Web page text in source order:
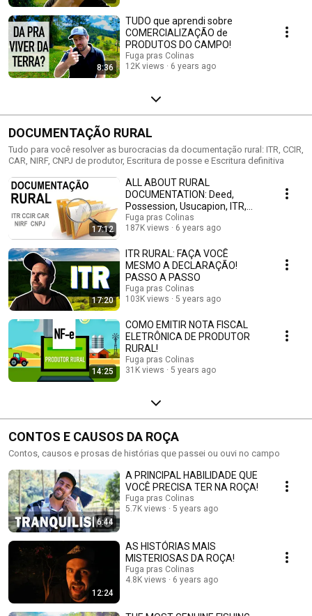
8:36
TUDO que aprendi sobre
COMERCIALIZAÇÃO de
PRODUTOS DO CAMPO!
Fuga pras Colinas
12K views
6 years ago
DOCUMENTAÇÃO RURAL
Tudo para você resolver as burocracias da documentação rural: ITR, CCIR,
CAR, NIRF, CNPJ de produtor, Escritura de posse e Escritura definitiva
17:12
ALL ABOUT RURAL
DOCUMENTATION: Deed,
Possession, Usucapion, ITR,
CCIR, NIRF, CAR, CNPJ, DAP!
Fuga pras Colinas
187K views
6 years ago
17:20
ITR RURAL: FAÇA VOCÊ
MESMO A DECLARAÇÃO!
PASSO A PASSO
Fuga pras Colinas
103K views
5 years ago
14:25
COMO EMITIR NOTA FISCAL
ELETRÔNICA DE PRODUTOR
RURAL!
Fuga pras Colinas
31K views
5 years ago
CONTOS E CAUSOS DA ROÇA
Contos, causos e prosas de histórias que passei ou ouvi no campo
6:44
A PRINCIPAL HABILIDADE QUE
VOCÊ PRECISA TER NA ROÇA!
Fuga pras Colinas
5.7K views
5 years ago
12:24
AS HISTÓRIAS MAIS
MISTERIOSAS DA ROÇA!
Fuga pras Colinas
4.8K views
6 years ago